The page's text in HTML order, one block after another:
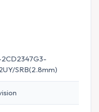
2CD2347G3-
SRB(2.8mm)